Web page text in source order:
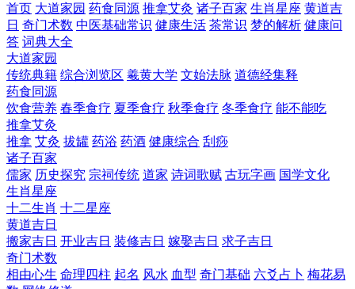
首页 大道家园 药食同源 推拿艾灸 诸子百家 生肖星座 黄道吉
日 奇门术数 中医基础常识 健康生活 茶常识 梦的解析 健康问
答 词典大全
大道家园
传统典籍 综合浏览区 羲黄大学 文始法脉 道德经集释
药食同源
饮食营养 春季食疗 夏季食疗 秋季食疗 冬季食疗 能不能吃
推拿艾灸
推拿 艾灸 拔罐 药浴 药酒 健康综合 刮痧
诸子百家
儒家 历史探究 宗祠传统 道家 诗词歌赋 古玩字画 国学文化
生肖星座
十二生肖 十二星座
黄道吉日
搬家吉日 开业吉日 装修吉日 嫁娶吉日 求子吉日
奇门术数
相由心生 命理四柱 起名 风水 血型 奇门基础 六爻占卜 梅花易